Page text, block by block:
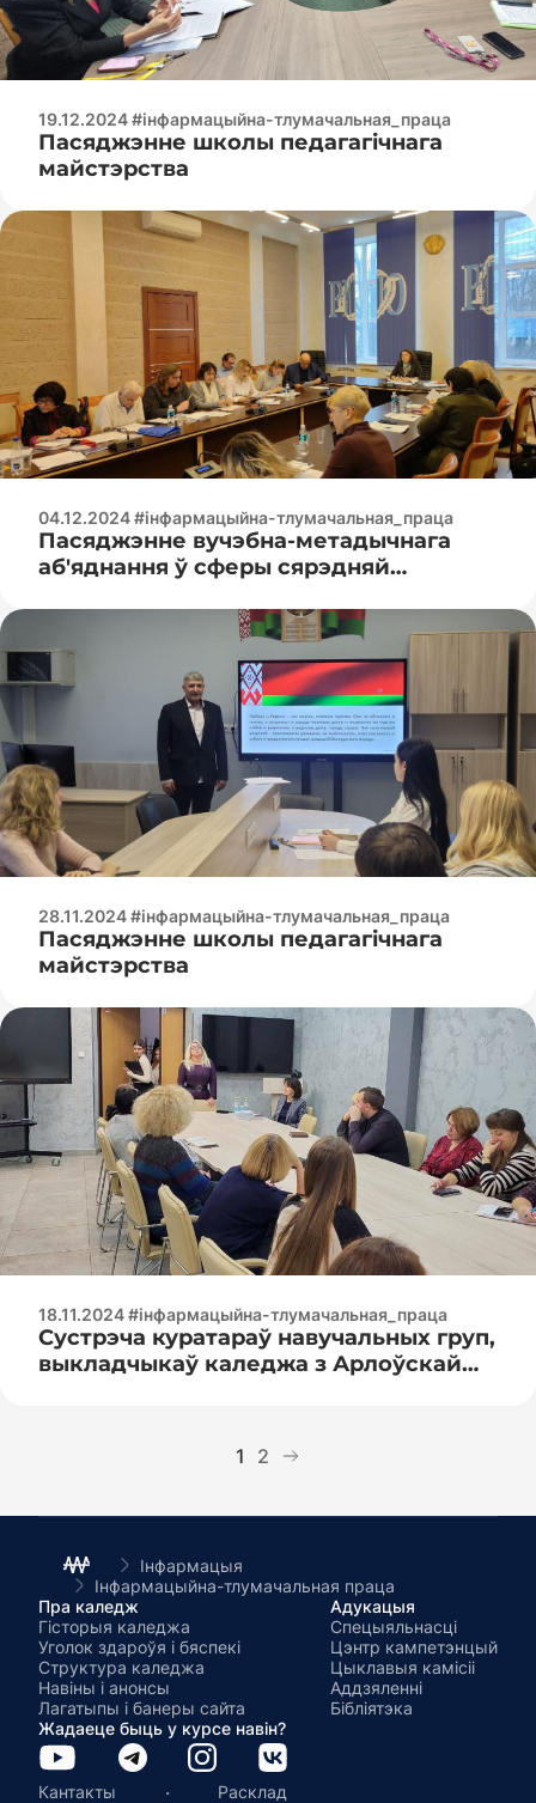
19.12.2024 #інфармацыйна-тлумачальная_праца
Пасяджэнне школы педагагічнага
майстэрства
04.12.2024 #інфармацыйна-тлумачальная_праца
Пасяджэнне вучэбна-метадычнага
аб'яднання ў сферы сярэдняй
рэспубліканскім узроўні ў галіне
інфармацыйных і камунікацыйных
тэхналогій, электронікі,
аўтаматызацыі і паштовых паслуг
28.11.2024 #інфармацыйна-тлумачальная_праца
Пасяджэнне школы педагагічнага
майстэрства
18.11.2024 #інфармацыйна-тлумачальная_праца
Сустрэча куратараў навучальных груп,
выкладчыкаў каледжа з Арлоўскай
1 2
Інфармацыя
Інфармацыйна-тлумачальная праца
Пра каледж
Гісторыя каледжа
Уголок здароўя і бяспекі
Структура каледжа
Навіны і анонсы
Лагатыпы і банеры сайта
Адукацыя
Спецыяльнасці
Цэнтр кампетэнцый
Цыклавыя камісіі
Аддзяленні
Бібліятэка
Жадаеце быць у курсе навін?
Кантакты · Расклад